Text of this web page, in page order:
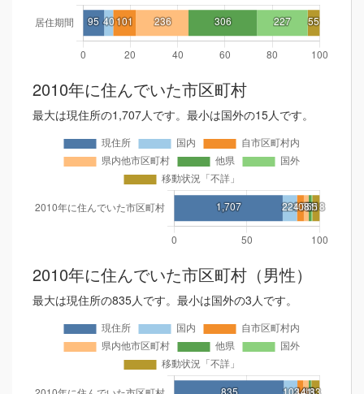
2010年に住んでいた市区町村
最大は現住所の1,707人です。最小は国外の15人です。
2010年に住んでいた市区町村（男性）
最大は現住所の835人です。最小は国外の3人です。